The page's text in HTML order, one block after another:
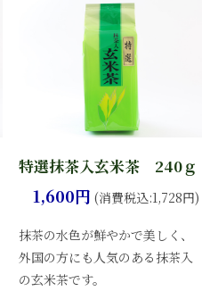
特選抹茶入玄米茶 240ｇ
1,600円 (消費税込:1,728円)
抹茶の水色が鮮やかで美しく、
外国の方にも人気のある抹茶入
の玄米茶です。